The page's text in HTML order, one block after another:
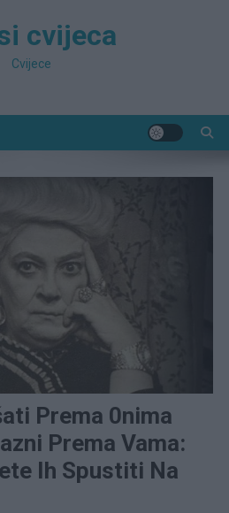
cvijeca
Cvijece
Prema 0nima
Prema Vama:
Ih Spustiti Na